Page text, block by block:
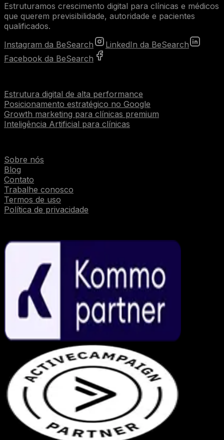
Estruturamos crescimento digital para clínicas e médicos
que querem previsibilidade, autoridade e pacientes
qualificados.
Instagram da BeSearch
LinkedIn da BeSearch
Facebook da BeSearch
Estrutura digital de alta performance
Posicionamento estratégico no Google
Growth marketing para clínicas premium
Inteligência Artificial para clínicas
Sobre nós
Blog
Contato
Trabalhe conosco
Termos de uso
Política de privacidade